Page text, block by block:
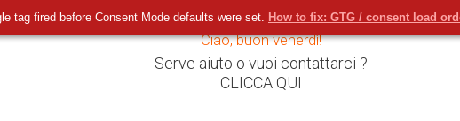
tag fired before Consent Mode defaults were set. How to fix: GTG / consent load
Ciao, buon venerdì!
Serve aiuto o vuoi contattarci ?
CLICCA QUI